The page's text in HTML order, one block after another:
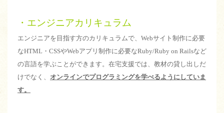
・エンジニアカリキュラム
エンジニアを目指す方のカリキュラムで、Webサイト制作に必要
なHTML・CSSやWebアプリ制作に必要なRuby/Ruby on Railsなど
の言語を学ぶことができます。在宅支援では、教材の貸し出しだ
けでなく、 オンラインでプログラミングを学べるように していま
す。